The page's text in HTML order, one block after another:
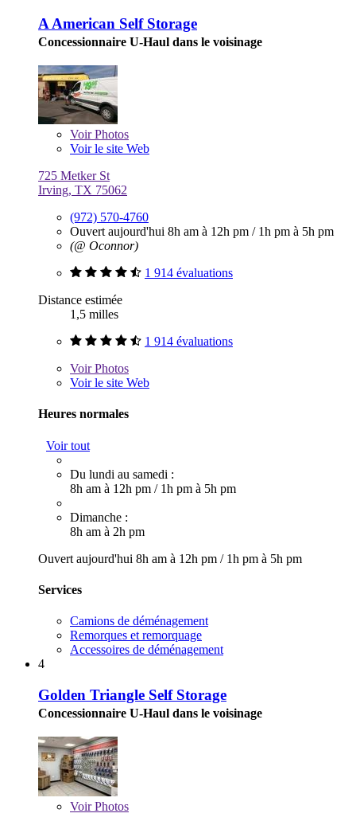
A American Self Storage
Concessionnaire U-Haul dans le voisinage
VoirPhotos
Voir le site Web
725 Metker St
Irving, TX 75062
(972) 570-4760
Ouvert aujourd'hui 8h am à 12h pm / 1h pm à 5h pm
(@ Oconnor)
1 914 évaluations
Distance estimée
1,5 milles
1 914 évaluations
VoirPhotos
Voir le site Web
Heures normales
Voir tout
Du lundi au samedi :
8h am à 12h pm / 1h pm à 5h pm
Dimanche :
8h am à 2h pm
Ouvert aujourd'hui 8h am à 12h pm / 1h pm à 5h pm
Services
Camions de déménagement
Remorques et remorquage
Accessoires de déménagement
4
Golden Triangle Self Storage
Concessionnaire U-Haul dans le voisinage
VoirPhotos